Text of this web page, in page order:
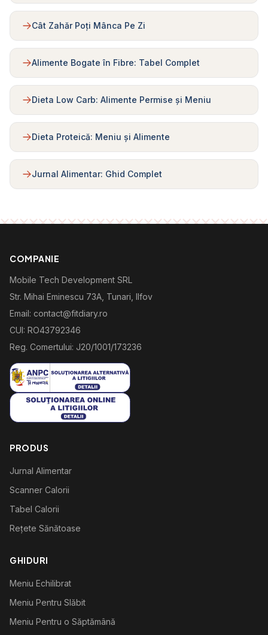
Cât Zahăr Poți Mânca Pe Zi
Alimente Bogate în Fibre: Tabel Complet
Dieta Low Carb: Alimente Permise și Meniu
Dieta Proteică: Meniu și Alimente
Jurnal Alimentar: Ghid Complet
COMPANIE
Mobile Tech Development SRL
Str. Mihai Eminescu 73A, Tunari, Ilfov
Email: contact@fitdiary.ro
CUI: RO43792346
Reg. Comertului: J20/1001/173236
PRODUS
Jurnal Alimentar
Scanner Calorii
Tabel Calorii
Rețete Sănătoase
GHIDURI
Meniu Echilibrat
Meniu Pentru Slăbit
Meniu Pentru o Săptămână